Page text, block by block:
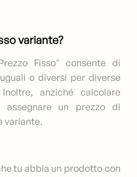
variante?
Fisso" consente di
o diversi per diverse
anziché calcolare
assegnare un prezzo di
variante.
tu abbia un prodotto con